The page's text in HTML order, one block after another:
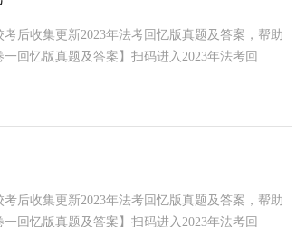
后收集更新2023年法考回忆版真题及答案，帮助
回忆版真题及答案】扫码进入2023年法考回
后收集更新2023年法考回忆版真题及答案，帮助
回忆版真题及答案】扫码进入2023年法考回